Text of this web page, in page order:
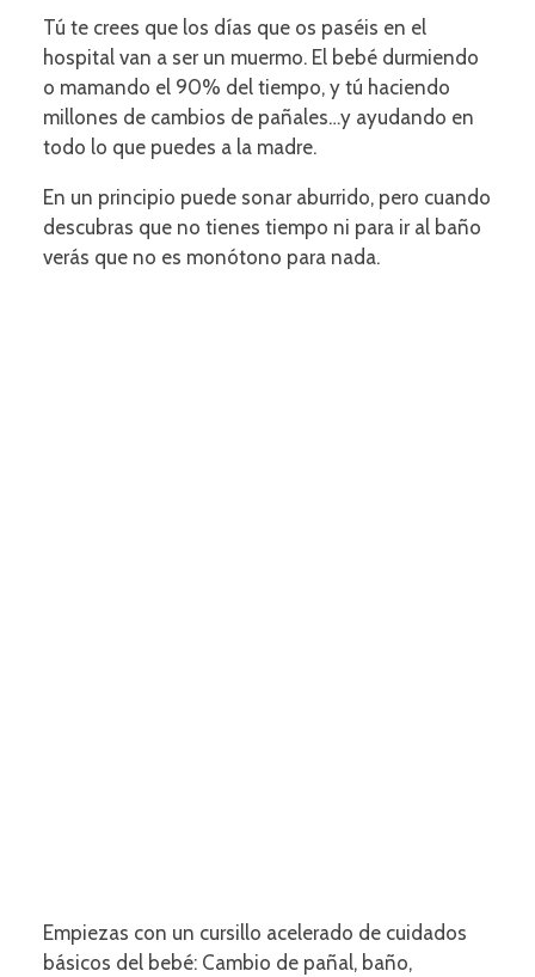
Tú te crees que los días que os paséis en el
hospital van a ser un muermo. El bebé durmiendo
o mamando el 90% del tiempo, y tú haciendo
millones de cambios de pañales…y ayudando en
todo lo que puedes a la madre.
En un principio puede sonar aburrido, pero cuando
descubras que no tienes tiempo ni para ir al baño
verás que no es monótono para nada.
Empiezas con un cursillo acelerado de cuidados
básicos del bebé: Cambio de pañal, baño,